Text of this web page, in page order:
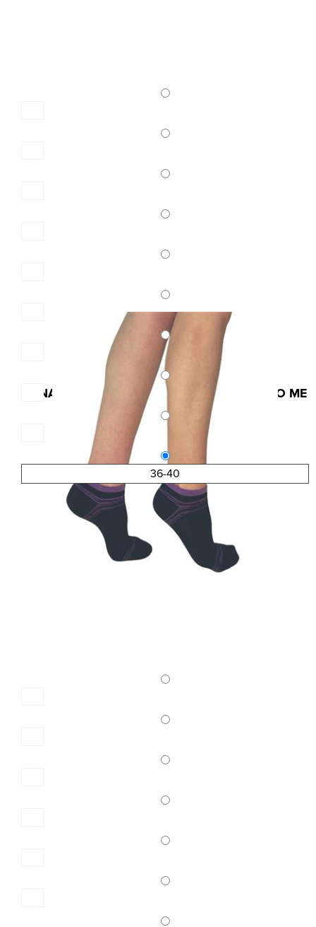
36-40
Κωδ.:3830
ΓΥΝΑΙΚΕΙΑ ΚΟΦΤΗ BAMBOO ΚΑΛΤΣΑ INIZIO ME
ΣΧΕΔΙΟ ΦΙΟΓΚΟ
5,20 €